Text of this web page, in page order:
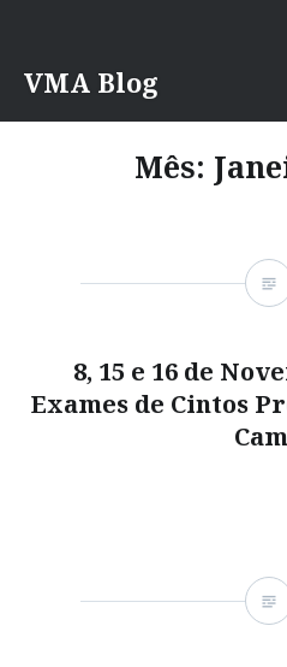
conteúdo
VMA Blog
Mês:
8, 15 e 16 de
Exames de Cintos